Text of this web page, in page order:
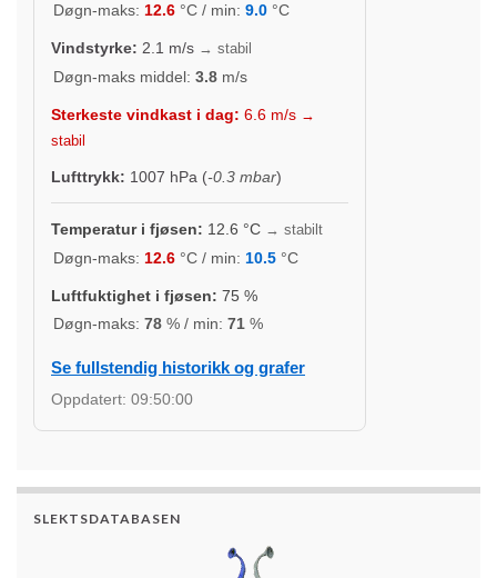
Døgn-maks: 12.6 °C / min: 9.0 °C
Vindstyrke: 2.1 m/s → stabil
Døgn-maks middel: 3.8 m/s
Sterkeste vindkast i dag: 6.6 m/s →
stabil
Lufttrykk: 1007 hPa (-0.3 mbar)
Temperatur i fjøsen: 12.6 °C → stabilt
Døgn-maks: 12.6 °C / min: 10.5 °C
Luftfuktighet i fjøsen: 75 %
Døgn-maks: 78 % / min: 71 %
Se fullstendig historikk og grafer
Oppdatert: 09:50:00
SLEKTSDATABASEN